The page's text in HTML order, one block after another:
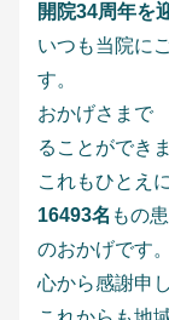
開院34周年を
いつも当院に
す。
おかげさまで
ることができ
これもひとえ
16493名 もの
のおかげです。
心から感謝申